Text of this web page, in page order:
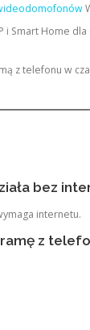
i Smart Home
z telefonu w
bez
internetu.
z